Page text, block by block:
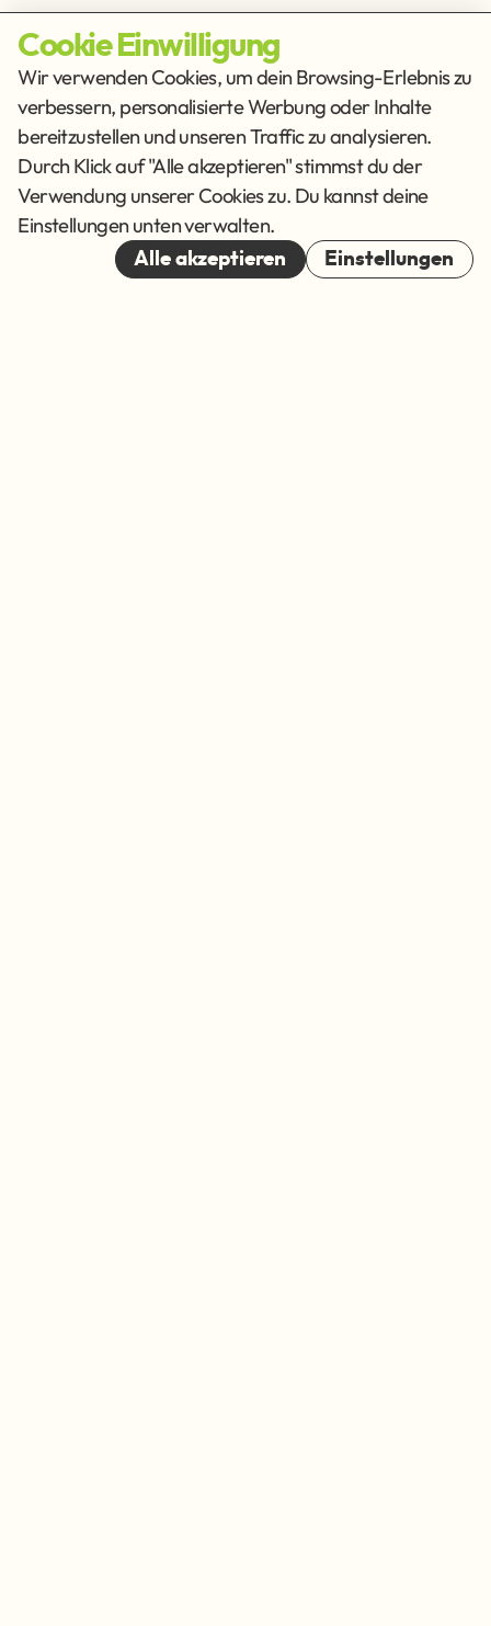
Info
Impressum
Datenschutz
AGB
Get Social
© 2026
Cookie Einwilligung
Wir verwenden Cookies, um dein Browsing-Erlebnis zu
verbessern, personalisierte Werbung oder Inhalte
bereitzustellen und unseren Traffic zu analysieren.
Durch Klick auf "Alle akzeptieren" stimmst du der
Verwendung unserer Cookies zu. Du kannst deine
Einstellungen unten verwalten.
Alle akzeptieren Einstellungen